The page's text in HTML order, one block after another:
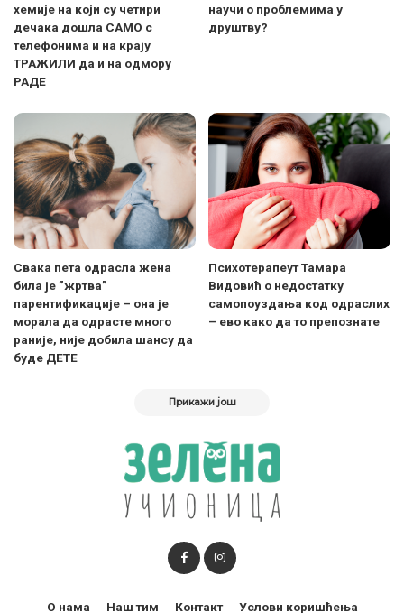
хемије на који су четири
дечака дошла САМО с
телефонима и на крају
ТРАЖИЛИ да и на одмору
РАДЕ
научи о проблемима у
друштву?
Свака пета одрасла жена
била је ”жртва”
парентификације – она је
морала да одрасте много
раније, није добила шансу да
буде ДЕТЕ
Психотерапеут Тамара
Видовић о недостатку
самопоуздања код одраслих
– ево како да то препознате
Прикажи још
О нама Наш тим Контакт Услови коришћења